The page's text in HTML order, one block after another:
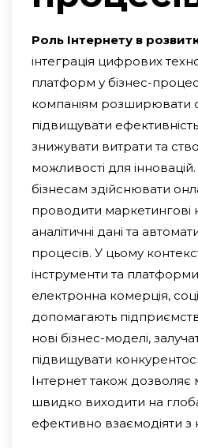
Роль Інтернету в
інтеграція цифрових
платформ у бізнес-
компаніям розширювати
підвищувати
знижувати витрати та
можливості для
бізнесам здійснювати
проводити маркетингові
аналітичні дані та
процесів. У цьому
інструменти та
електронна комерція,
допомагають
нові бізнес-моделі,
підвищувати
Інтернет також дозволяє
швидко виходити на
ефективно взаємодіяти з